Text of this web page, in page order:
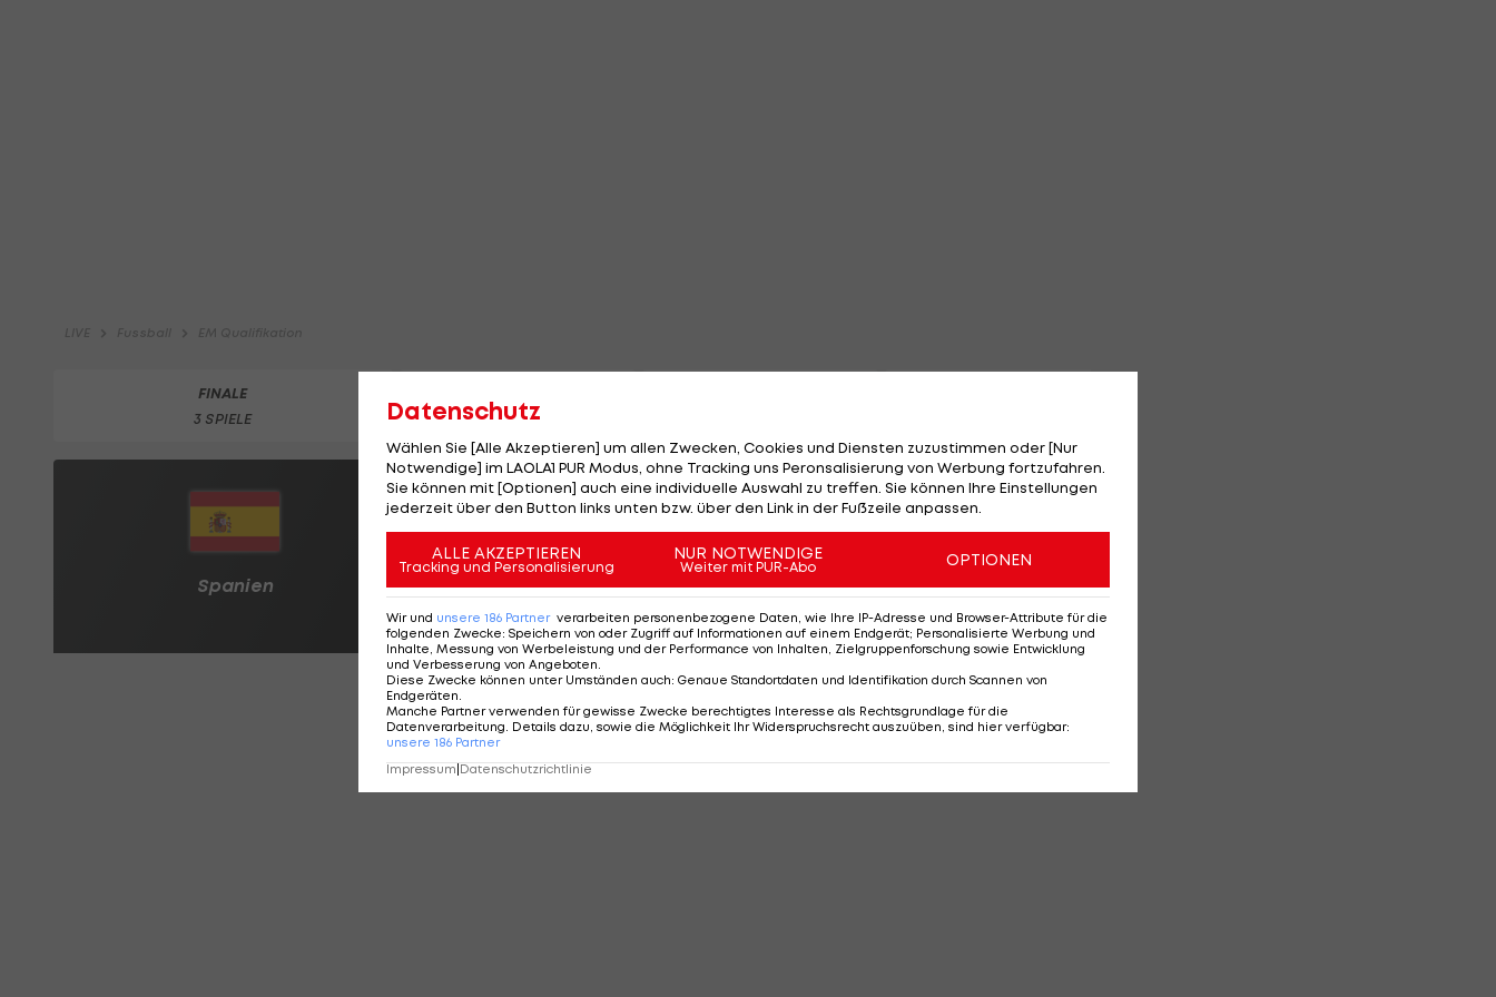
Datenschutz
Wählen Sie [Alle Akzeptieren] um allen Zwecken, Cookies und Diensten zuzustimmen oder [Nur
Notwendige] im LAOLA1 PUR Modus, ohne Tracking uns Peronsalisierung von Werbung fortzufahren.
Sie können mit [Optionen] auch eine individuelle Auswahl zu treffen. Sie können Ihre Einstellungen
jederzeit über den Button links unten bzw. über den Link in der Fußzeile anpassen.
ALLE AKZEPTIEREN
Tracking und Personalisierung
NUR NOTWENDIGE
Weiter mit PUR-Abo OPTIONEN
Wir und unsere 186 Partner verarbeiten personenbezogene Daten, wie Ihre IP-Adresse und Browser-Attribute für die
folgenden Zwecke: Speichern von oder Zugriff auf Informationen auf einem Endgerät; Personalisierte Werbung und
Inhalte, Messung von Werbeleistung und der Performance von Inhalten, Zielgruppenforschung sowie Entwicklung
und Verbesserung von Angeboten
Diese Zwecke können unter Umständen auch: Genaue Standortdaten und Identifikation durch Scannen von
Endgeräten
Manche Partner verwenden für gewisse Zwecke berechtigtes Interesse als Rechtsgrundlage für die
Datenverarbeitung. Details dazu, sowie die Möglichkeit Ihr Widerspruchsrecht auszuüben, sind hier verfügbar:
unsere 186 Partner
Impressum|Datenschutzrichtlinie